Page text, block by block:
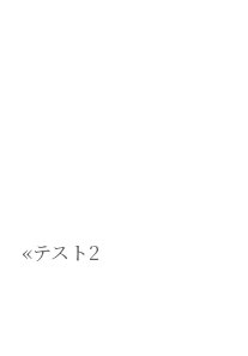
«テスト2